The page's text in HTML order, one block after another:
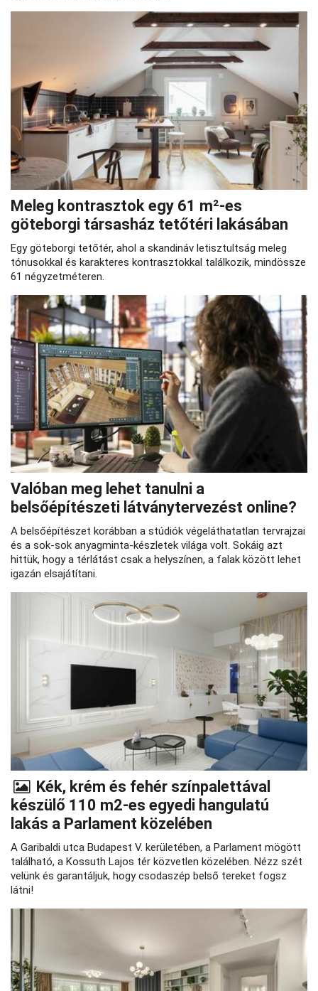
Meleg kontrasztok egy 61 m²-es
göteborgi társasház tetőtéri lakásában
Egy göteborgi tetőtér, ahol a skandináv letisztultság meleg
tónusokkal és karakteres kontrasztokkal találkozik, mindössze
61 négyzetméteren.
Valóban meg lehet tanulni a
belsőépítészeti látványtervezést online?
A belsőépítészet korábban a stúdiók végeláthatatlan tervrajzai
és a sok-sok anyagminta-készletek világa volt. Sokáig azt
hittük, hogy a térlátást csak a helyszínen, a falak között lehet
igazán elsajátítani.
Kék, krém és fehér színpalettával
készülő 110 m2-es egyedi hangulatú
lakás a Parlament közelében
A Garibaldi utca Budapest V. kerületében, a Parlament mögött
található, a Kossuth Lajos tér közvetlen közelében. Nézz szét
velünk és garantáljuk, hogy csodaszép belső tereket fogsz
látni!